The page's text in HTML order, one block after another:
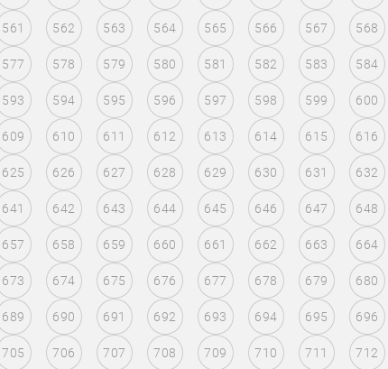
561 562 563 564 565 566 567 568
577 578 579 580 581 582 583 584
593 594 595 596 597 598 599 600
609 610 611 612 613 614 615 616
625 626 627 628 629 630 631 632
641 642 643 644 645 646 647 648
657 658 659 660 661 662 663 664
673 674 675 676 677 678 679 680
689 690 691 692 693 694 695 696
705 706 707 708 709 710 711 712